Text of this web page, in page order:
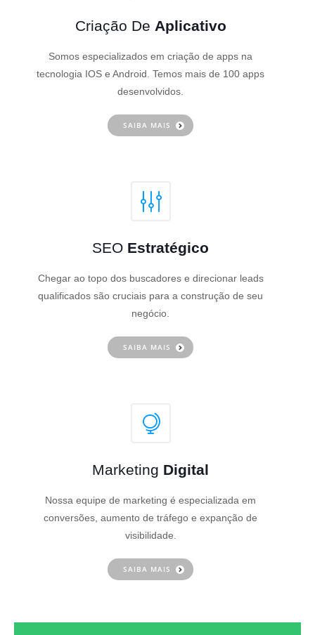
Criação De Aplicativo
Somos especializados em criação de apps na
tecnologia IOS e Android. Temos mais de 100 apps
desenvolvidos.
SAIBA MAIS
SEO Estratégico
Chegar ao topo dos buscadores e direcionar leads
qualificados são cruciais para a construção de seu
negócio.
SAIBA MAIS
Marketing Digital
Nossa equipe de marketing é especializada em
conversões, aumento de tráfego e expanção de
visibilidade.
SAIBA MAIS